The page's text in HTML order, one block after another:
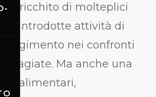
arricchito di molteplici
introdotte attività di
nei confronti
Ma anche una
alimentari,